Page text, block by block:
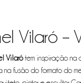
Vilaró –
Vilarótem inspiração na
na fusão do formato do